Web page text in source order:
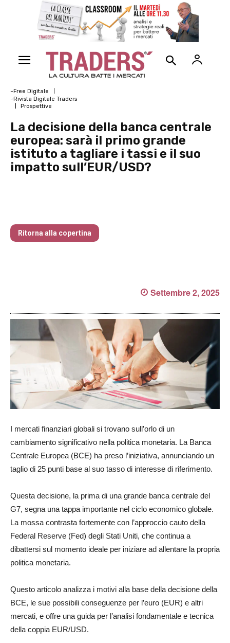
~Free Digitale
~Rivista Digitale Traders
Prospettive
La decisione della banca centrale
europea: sarà il primo grande
istituto a tagliare i tassi e il suo
impatto sull’EUR/USD?
Ritorna alla copertina
Settembre 2, 2025
I mercati finanziari globali si trovano sull’orlo di un
cambiamento significativo nella politica monetaria. La Banca
Centrale Europea (BCE) ha preso l’iniziativa, annunciando un
taglio di 25 punti base al suo tasso di interesse di riferimento.
Questa decisione, la prima di una grande banca centrale del
G7, segna una tappa importante nel ciclo economico globale.
La mossa contrasta fortemente con l’approccio cauto della
Federal Reserve (Fed) degli Stati Uniti, che continua a
dibattersi sul momento ideale per iniziare ad allentare la propria
politica monetaria.
Questo articolo analizza i motivi alla base della decisione della
BCE, le sue possibili conseguenze per l’euro (EUR) e altri
mercati, e offre una guida per l’analisi fondamentale e tecnica
della coppia EUR/USD.